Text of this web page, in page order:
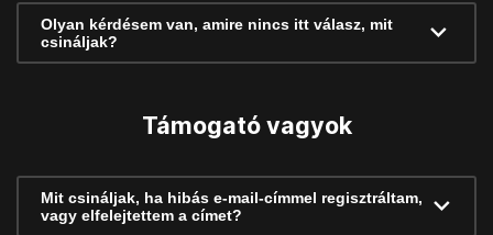
Olyan kérdésem van, amire nincs itt válasz, mit
csináljak?
Támogató vagyok
Mit csináljak, ha hibás e-mail-címmel regisztráltam,
vagy elfelejtettem a címet?